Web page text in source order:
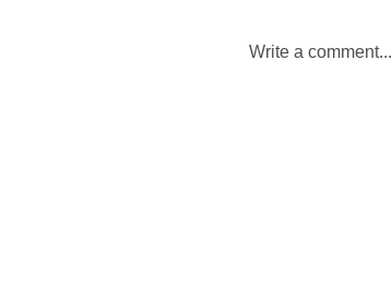
Write a comment...